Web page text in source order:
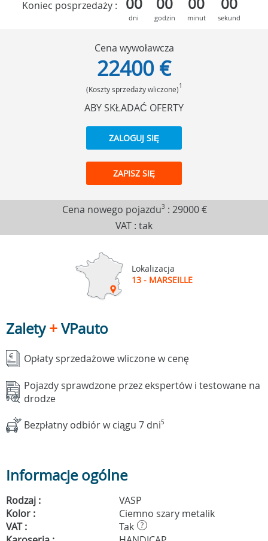
Koniec posprzedaży :
dni godzin minut sekund
Cena wywoławcza
22400 €
(Koszty sprzedaży wliczone)1
ABY SKŁADAĆ OFERTY
ZALOGUJ SIĘ
ZAPISZ SIĘ
Cena nowego pojazdu3 :29000 €
VAT : tak
Lokalizacja
13 - MARSEILLE
Zalety+VPauto
Opłaty sprzedażowe wliczone w cenę
Pojazdy sprawdzone przez ekspertów i testowane na
drodze
Bezpłatny odbiór w ciągu 7 dni5
Informacje ogólne
Rodzaj :
VASP
Kolor :
Ciemno szary metalik
VAT :
Tak ?